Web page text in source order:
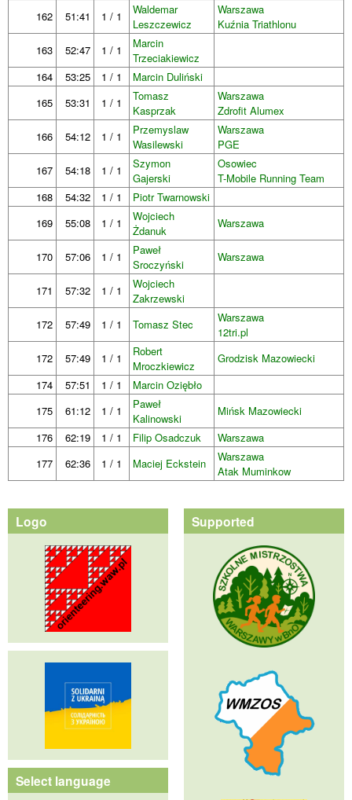
162
51:41 1 / 1
Waldemar
Leszczewicz
Warszawa
Kuźnia Triathlonu
163
52:47 1 / 1
Marcin
Trzeciakiewicz
164
53:25 1 / 1
Marcin Duliński
165
53:31 1 / 1
Tomasz
Kasprzak
Warszawa
Zdrofit Alumex
166
54:12 1 / 1
Przemyslaw
Wasilewski
Warszawa
PGE
167
54:18 1 / 1
Szymon
Gajerski
Osowiec
T-Mobile Running Team
168
54:32 1 / 1
Piotr Twarnowski
169
55:08 1 / 1
Wojciech
Żdanuk
Warszawa
170 57:06 1 / 1
Paweł
Sroczyński
Warszawa
171 57:32 1 / 1
Wojciech
Zakrzewski
172
57:49 1 / 1 Tomasz Stec
Warszawa
12tri.pl
172
57:49 1 / 1
Robert
Mroczkiewicz
Grodzisk Mazowiecki
174
57:51 1 / 1
Marcin Oziębło
175
61:12 1 / 1
Paweł
Kalinowski
Mińsk Mazowiecki
176
62:19 1 / 1 Filip Osadczuk
Warszawa
177
62:36 1 / 1 Maciej Eckstein
Warszawa
Atak Muminkow
Logo
Select language
Supported